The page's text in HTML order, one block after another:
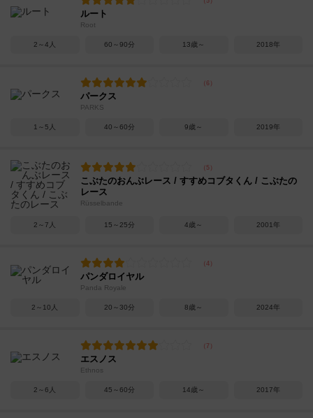
ルート
Root
2～4人 60～90分 13歳～ 2018年
パークス
PARKS
1～5人 40～60分 9歳～ 2019年
こぶたのおんぶレース / すすめコブタくん / こぶたの
レース
Rüsselbande
2～7人 15～25分 4歳～ 2001年
パンダロイヤル
Panda Royale
2～10人 20～30分 8歳～ 2024年
エスノス
Ethnos
2～6人 45～60分 14歳～ 2017年